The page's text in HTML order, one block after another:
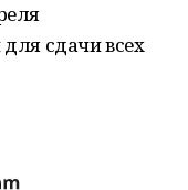
сдачи всех